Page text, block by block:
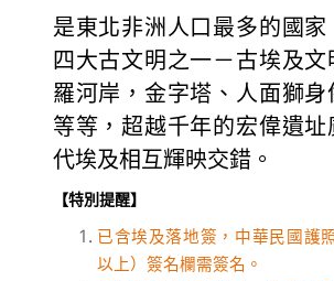
是東北非洲人口最多的國家
四大古文明之一－古埃及文
羅河岸，金字塔、人面獅身
等等，超越千年的宏偉遺址
代埃及相互輝映交錯。
【特別提醒】
已含埃及落地簽，中華民國護
以上）簽名欄需簽名。